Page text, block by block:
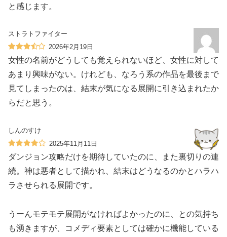
と感じます。
ストラトファイター
2026年2月19日
女性の名前がどうしても覚えられないほど、女性に対して
あまり興味がない。けれども、なろう系の作品を最後まで
見てしまったのは、結末が気になる展開に引き込まれたか
らだと思う。
しんのすけ
2025年11月11日
ダンジョン攻略だけを期待していたのに、また裏切りの連
続。神は悪者として描かれ、結末はどうなるのかとハラハ
ラさせられる展開です。
うーんモテモテ展開がなければよかったのに、との気持ち
も湧きますが、コメディ要素としては確かに機能している